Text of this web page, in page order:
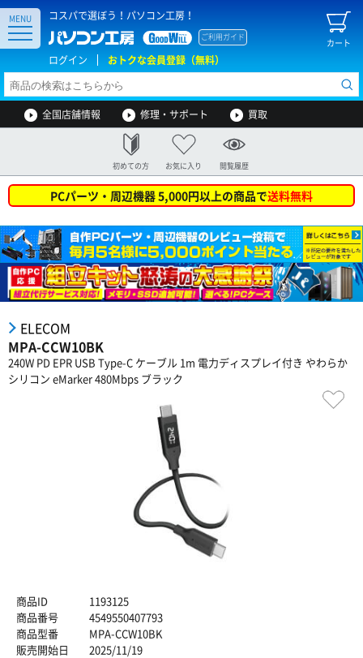
コスパで選ぼう！パソコン工房！
カート
ご利用ガイド
ログイン おトクな会員登録（無料）
MENU
全国店舗情報 修理・サポート 買取
初めての方 お気に入り 閲覧履歴
PCパーツ・周辺機器 5,000円以上の商品で送料無料
ELECOM
MPA-CCW10BK
240W PD EPR USB Type-C ケーブル 1m 電力ディスプレイ付き やわらか
シリコン eMarker 480Mbps ブラック
商品ID
1193125
商品番号
4549550407793
商品型番
MPA-CCW10BK
販売開始日
2025/11/19